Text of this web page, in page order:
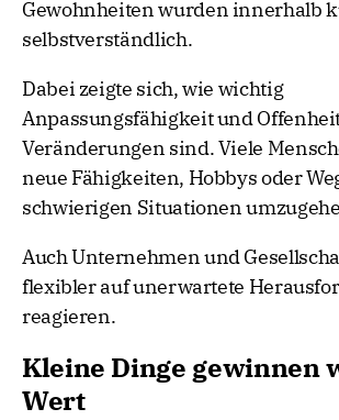
Gewohnheiten wurden innerhalb
selbstverständlich.
Dabei zeigte sich, wie wichtig
Anpassungsfähigkeit und
Veränderungen sind. Viele
neue Fähigkeiten, Hobbys oder
schwierigen Situationen
Auch Unternehmen und
flexibler auf unerwartete
reagieren.
Kleine Dinge gewinnen
Wert